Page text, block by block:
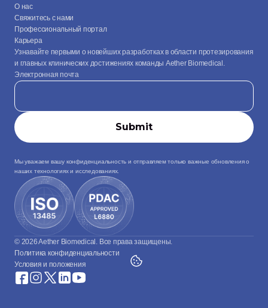
О нас
Свяжитесь с нами
Профессиональный портал
Карьера
Узнавайте первыми о новейших разработках в области протезирования
и главных клинических достижениях команды Aether Biomedical.
Электронная почта
Мы уважаем вашу конфиденциальность и отправляем только важные обновления о
наших технологиях и исследованиях.
© 2026 Aether Biomedical. Все права защищены.
Политика конфиденциальности
Условия и положения